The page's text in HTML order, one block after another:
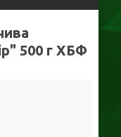
500 г ХБФ